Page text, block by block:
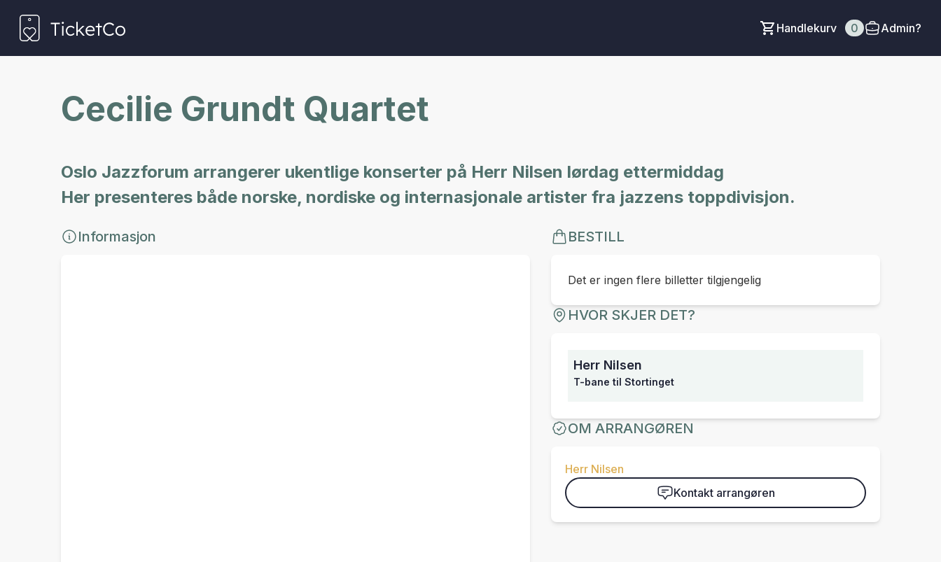
Handlekurv 0 Admin?
Cecilie Grundt Quartet
Oslo Jazzforum arrangerer ukentlige konserter på Herr Nilsen lørdag ettermiddag
Her presenteres både norske, nordiske og internasjonale artister fra jazzens toppdivisjon.
Informasjon BESTILL
Det er ingen flere billetter tilgjengelig
HVOR SKJER DET?
Herr Nilsen
T-bane til Stortinget
OM ARRANGØREN
Herr Nilsen
Kontakt arrangøren